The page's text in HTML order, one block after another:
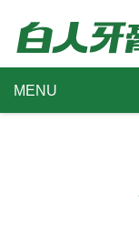
MENU